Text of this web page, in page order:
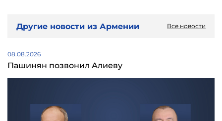
Другие новости из Армении Все новости
08.08.2026
Пашинян позвонил Алиеву